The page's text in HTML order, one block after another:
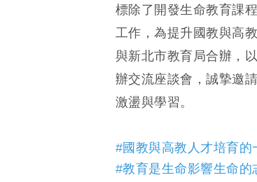
標除了開發生命教育課
工作，為提升國教與高
與新北市教育局合辦，
辦交流座談會，誠摯邀
激盪與學習。
#國教與高教人才培育的
#教育是生命影響生命的